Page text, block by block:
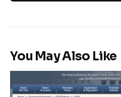
You May Also Like